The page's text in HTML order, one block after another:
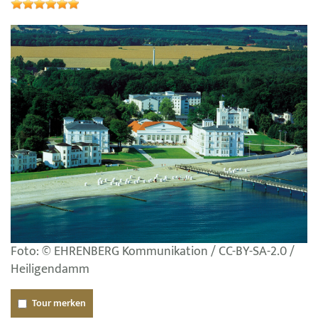
Foto: © EHRENBERG Kommunikation / CC-BY-SA-2.0 /
Heiligendamm
Tour merken